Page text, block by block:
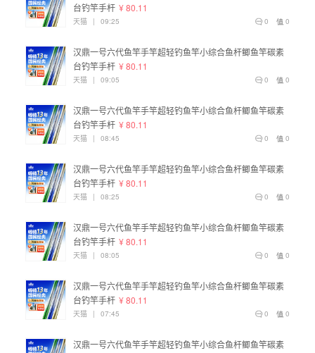
台钓竿手杆 ¥ 80.11
0
0
天猫 | 09:25
汉鼎一号六代鱼竿手竿超轻钓鱼竿小综合鱼杆鲫鱼竿碳素
台钓竿手杆 ¥ 80.11
0
0
天猫 | 09:05
汉鼎一号六代鱼竿手竿超轻钓鱼竿小综合鱼杆鲫鱼竿碳素
台钓竿手杆 ¥ 80.11
0
0
天猫 | 08:45
汉鼎一号六代鱼竿手竿超轻钓鱼竿小综合鱼杆鲫鱼竿碳素
台钓竿手杆 ¥ 80.11
0
0
天猫 | 08:25
汉鼎一号六代鱼竿手竿超轻钓鱼竿小综合鱼杆鲫鱼竿碳素
台钓竿手杆 ¥ 80.11
0
0
天猫 | 08:05
汉鼎一号六代鱼竿手竿超轻钓鱼竿小综合鱼杆鲫鱼竿碳素
台钓竿手杆 ¥ 80.11
0
0
天猫 | 07:45
汉鼎一号六代鱼竿手竿超轻钓鱼竿小综合鱼杆鲫鱼竿碳素